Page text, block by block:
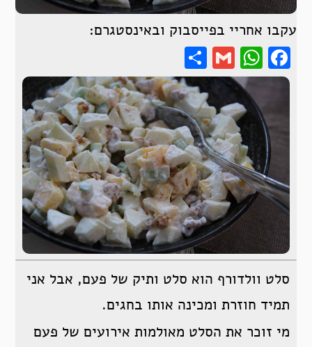
עקבו אחריי בפייסבוק ובאינסטגרם:
Facebook
WhatsApp
Gmail
סלט וולדורף הוא סלט ותיק של פעם, אבל אני
תמיד חוזרת ומכינה אותו בחגים.
מי זוכר את הסלט מאולמות אירועים של פעם